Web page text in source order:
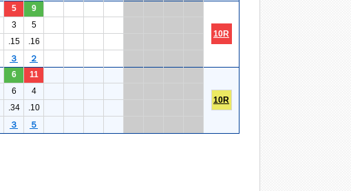
5 9
10R
3
5
.15
.16
３ ２
6 11
10R
6
4
.34
.10
３ ５